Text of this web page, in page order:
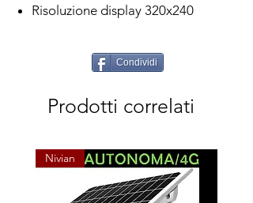
Risoluzione display 320x240
Condividi
Prodotti correlati
Nivian